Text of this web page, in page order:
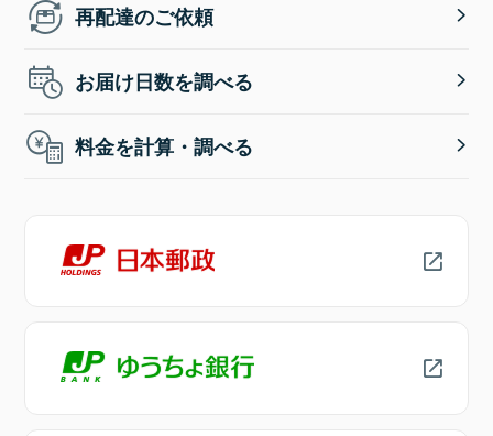
再配達のご依頼
お届け日数を調べる
料金を計算・調べる